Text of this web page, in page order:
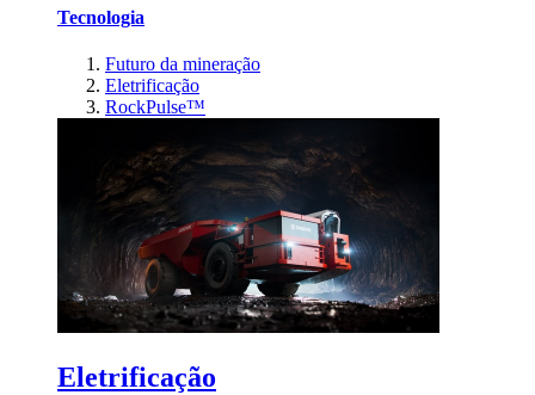
Tecnologia
Futuro da mineração
Eletrificação
RockPulse™
Eletrificação